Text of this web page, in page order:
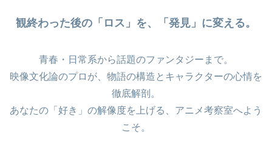
観終わった後の「ロス」を、「発見」に変える。
青春・日常系から話題のファンタジーまで。
映像文化論のプロが、物語の構造とキャラクターの心情を
徹底解剖。
あなたの「好き」の解像度を上げる、アニメ考察室へよう
こそ。